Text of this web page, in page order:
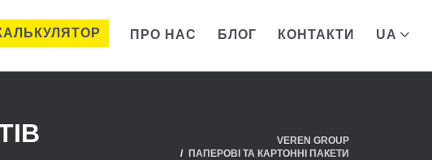
ПРО НАС БЛОГ КОНТАКТИ UA
VEREN GROUP
ПАПЕРОВІ ТА КАРТОННІ ПАКЕТИ